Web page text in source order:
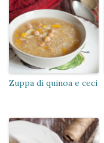
Zuppa di quinoa e ceci